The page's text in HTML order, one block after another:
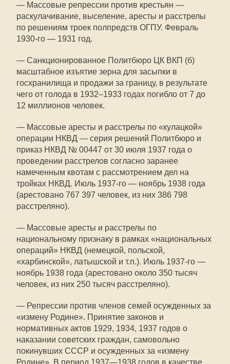
— Массовые репрессии против крестьян —
раскулачивание, выселение, аресты и расстрелы
по решениям троек полпредств ОГПУ. Февраль
1930-го — 1931 год.
— Санкционированное Политбюро ЦК ВКП (б)
масштабное изъятие зерна для засыпки в
госхранилища и продажи за границу, в результате
чего от голода в 1932–1933 годах погибло от 7 до
12 миллионов человек.
— Массовые аресты и расстрелы по «кулацкой»
операции НКВД — серия решений Политбюро и
приказ НКВД № 00447 от 30 июля 1937 года о
проведении расстрелов согласно заранее
намеченным квотам с рассмотрением дел на
тройках НКВД. Июль 1937-го — ноябрь 1938 года
(арестовано 767 397 человек, из них 386 798
расстреляно).
— Массовые аресты и расстрелы по
национальному признаку в рамках «национальных
операций» НКВД (немецкой, польской,
«харбинской», латышской и т.п.). Июль 1937-го —
ноябрь 1938 года (арестовано около 350 тысяч
человек, из них 250 тысяч расстреляно).
— Репрессии против членов семей осужденных за
«измену Родине». Принятие законов и
нормативных актов 1929, 1934, 1937 годов о
наказании советских граждан, самовольно
покинувших СССР и осужденных за «измену
Родине». В период 1937—1938 годов в качестве